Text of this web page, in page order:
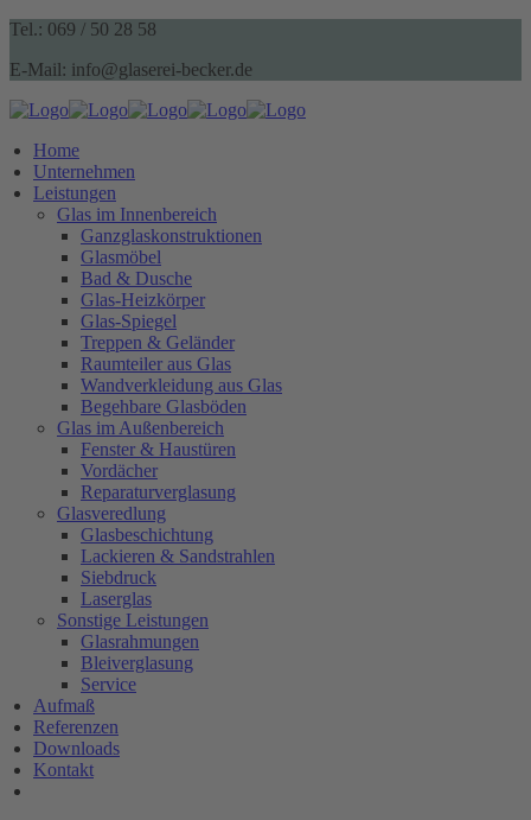
Tel.: 069 / 50 28 58
E-Mail: info@glaserei-becker.de
Home
Unternehmen
Leistungen
Glas im Innenbereich
Ganzglaskonstruktionen
Glasmöbel
Bad & Dusche
Glas-Heizkörper
Glas-Spiegel
Treppen & Geländer
Raumteiler aus Glas
Wandverkleidung aus Glas
Begehbare Glasböden
Glas im Außenbereich
Fenster & Haustüren
Vordächer
Reparaturverglasung
Glasveredlung
Glasbeschichtung
Lackieren & Sandstrahlen
Siebdruck
Laserglas
Sonstige Leistungen
Glasrahmungen
Bleiverglasung
Service
Aufmaß
Referenzen
Downloads
Kontakt